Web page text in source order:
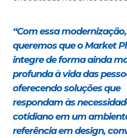
“Com essa modernização,
queremos que o Market
integre de forma ainda
profunda à vida das
oferecendo soluções que
respondam às
cotidiano em um
referência em design,